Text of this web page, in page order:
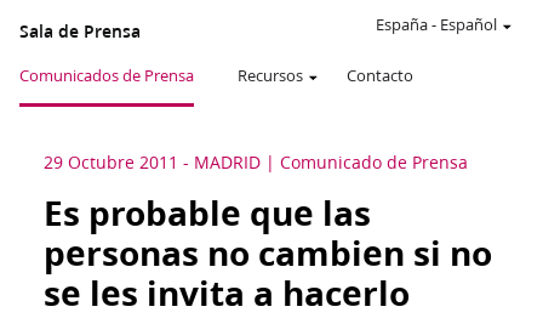
Sala de Prensa
Comunicados de Prensa Recursos Contacto
España- Español
29 Octubre 2011 - MADRID Comunicado de Prensa
Es probable que las
personas no cambien si no
se les invita a hacerlo